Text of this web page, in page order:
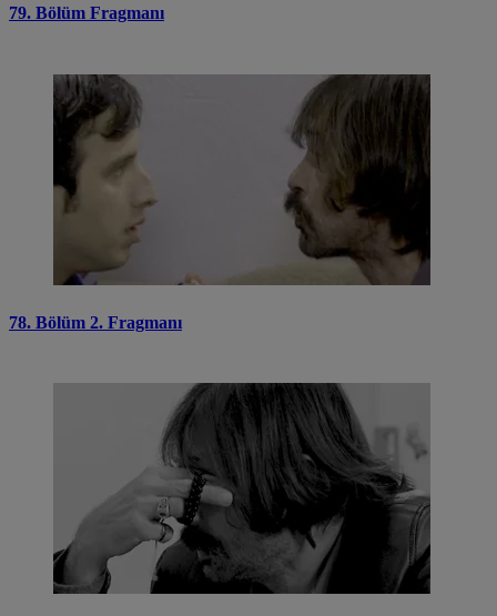
79. Bölüm Fragmanı
78. Bölüm 2. Fragmanı